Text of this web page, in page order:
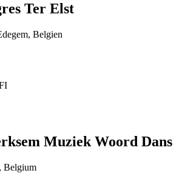
Ter Elst
Belgien
Muziek Woord Dans
Belgium